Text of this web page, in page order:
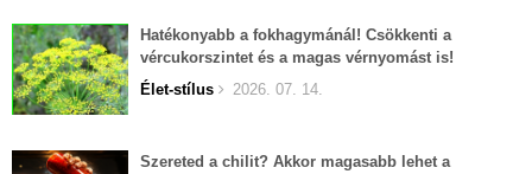
Hatékonyabb a fokhagymánál! Csökkenti a
vércukorszintet és a magas vérnyomást is!
Élet-stílus
2026. 07. 14.
Szereted a chilit? Akkor magasabb lehet a